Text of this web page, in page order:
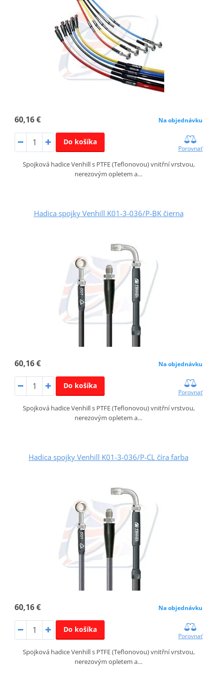
60,16 € Na objednávku
Do košíka
Porovnať
Spojková hadice Venhill s PTFE (Teflonovou) vnitřní vrstvou,
nerezovým opletem a…
Hadica spojky Venhill K01-3-036/P-BK čierna
60,16 € Na objednávku
Do košíka
Porovnať
Spojková hadice Venhill s PTFE (Teflonovou) vnitřní vrstvou,
nerezovým opletem a…
Hadica spojky Venhill K01-3-036/P-CL číra farba
60,16 € Na objednávku
Do košíka
Porovnať
Spojková hadice Venhill s PTFE (Teflonovou) vnitřní vrstvou,
nerezovým opletem a…